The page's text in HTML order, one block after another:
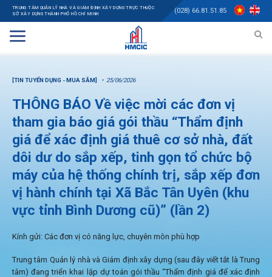
TRUNG TÂM QUẢN LÝ NHÀ VÀ GIÁM ĐỊNH XÂY DỰNG TRỰC THUỘC
SỞ XÂY DỰNG THÀNH PHỐ HỒ CHÍ MINH
(028) 66.81.51.85
[TIN TUYỂN DỤNG - MUA SẮM] 25/06/2026
THÔNG BÁO Về việc mời các đơn vị
tham gia báo giá gói thầu “Thẩm định
giá để xác định giá thuê cơ sở nhà, đất
dôi dư do sắp xếp, tinh gọn tổ chức bộ
máy của hệ thống chính trị, sắp xếp đơn
vị hành chính tại Xã Bắc Tân Uyên (khu
vực tỉnh Bình Dương cũ)” (lần 2)
Kính gửi: Các đơn vị có năng lực, chuyên môn phù hợp
Trung tâm Quản lý nhà và Giám định xây dựng (sau đây viết tắt là Trung
tâm) đang triển khai lập dự toán gói thầu “Thẩm định giá để xác định